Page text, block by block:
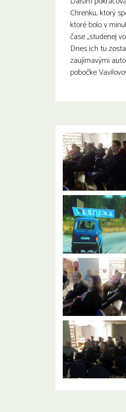
Chrenku, ktorý
ktoré bolo v
čase „studenej
Dnes ich tu
zaujímavými
pobočke